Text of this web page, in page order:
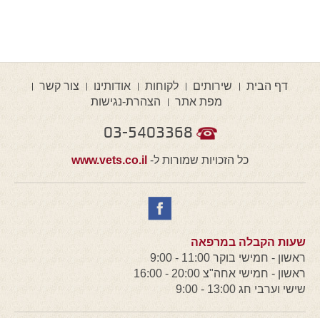
דף הבית שירותים לקוחות אודותינו
צור קשר
מפת אתר
הצהרת-נגישות
03-5403368
כל הזכויות שמורות ל- www.vets.co.il
שעות הקבלה במרפאה
ראשון - חמישי בוקר 11:00 - 9:00
ראשון - חמישי אחה"צ 20:00 - 16:00
שישי וערבי חג 13:00 - 9:00